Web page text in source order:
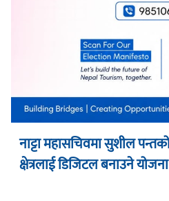
नाट्टा महासचिवमा सुशील
क्षेत्रलाई डिजिटल बनाउने योजना